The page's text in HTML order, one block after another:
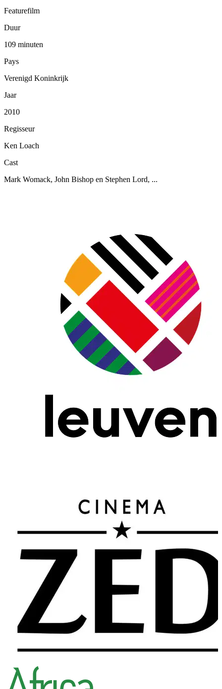
Featurefilm
Duur
109 minuten
Pays
Verenigd Koninkrijk
Jaar
2010
Regisseur
Ken Loach
Cast
Mark Womack, John Bishop en Stephen Lord, ...